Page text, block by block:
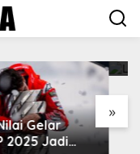
»
Perkenalkan
Fitur Anti